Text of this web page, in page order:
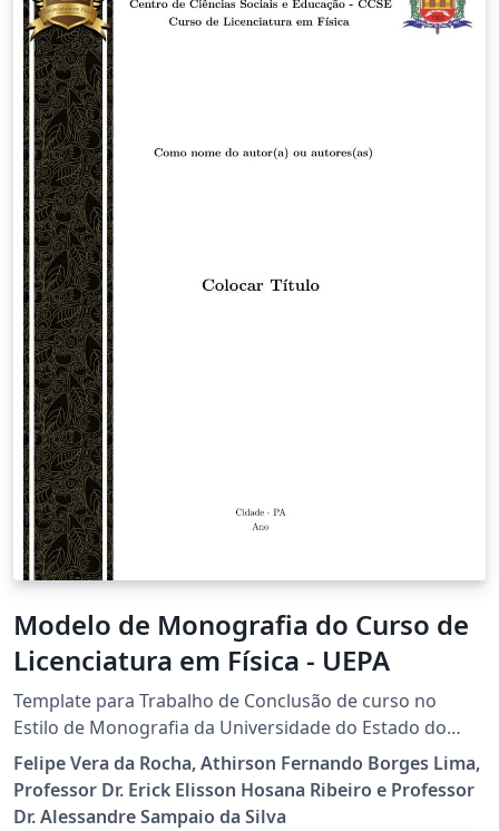
Modelo de Monografia do Curso de
Licenciatura em Física - UEPA
Template para Trabalho de Conclusão de curso no
Estilo de Monografia da Universidade do Estado do
Pará - Centro de Ciências Sociais e Educação - Curso de
Licenciatura em Física. Escrito com a Classe: abnTeX2
Felipe Vera da Rocha, Athirson Fernando Borges Lima,
Professor Dr. Erick Elisson Hosana Ribeiro e Professor
Dr. Alessandre Sampaio da Silva